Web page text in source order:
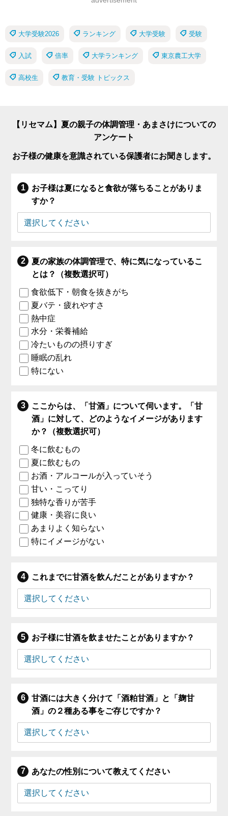
大学受験2026 ランキング 大学受験 受験
入試 倍率 大学ランキング 東京農工大学
高校生 教育・受験 トピックス
【リセマム】夏の親子の体調管理・あまさけについての
アンケート
お子様の健康を意識されている保護者にお聞きします。
お子様は夏になると食欲が落ちることがありま
すか？
夏の家族の体調管理で、特に気になっているこ
とは？（複数選択可）
食欲低下・朝食を抜きがち
夏バテ・疲れやすさ
熱中症
水分・栄養補給
冷たいものの摂りすぎ
睡眠の乱れ
特にない
ここからは、「甘酒」について伺います。「甘
酒」に対して、どのようなイメージがあります
か？（複数選択可）
冬に飲むもの
夏に飲むもの
お酒・アルコールが入っていそう
甘い・こってり
独特な香りが苦手
健康・美容に良い
あまりよく知らない
特にイメージがない
これまでに甘酒を飲んだことがありますか？
お子様に甘酒を飲ませたことがありますか？
甘酒には大きく分けて「酒粕甘酒」と「麹甘
酒」の２種ある事をご存じですか？
あなたの性別について教えてください